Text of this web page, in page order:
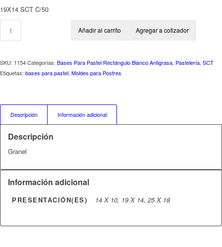
19X14 SCT C/50
Añadir al carrito Agregar a cotizador
SKU: 1154Categorías: Bases Para Pastel Rectángulo Blanco Antigrasa, Pastelería, SCT
Etiquetas: bases para pastel, Moldes para Postres
Descripción Información adicional
Descripción
Granel
Información adicional
PRESENTACIÓN(ES) 14 X 10, 19 X 14, 25 X 18